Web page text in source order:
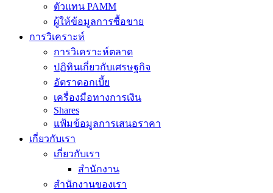
ตัวแทน PAMM
ผู้ให้ข้อมูลการซื้อขาย
การวิเคราะห์
การวิเคราะห์ตลาด
ปฏิทินเกี่ยวกับเศรษฐกิจ
อัตราดอกเบี้ย
เครื่องมือทางการเงิน
Shares
แฟ้มข้อมูลการเสนอราคา
เกี่ยวกับเรา
เกี่ยวกับเรา
สำนักงาน
สำนักงานของเรา